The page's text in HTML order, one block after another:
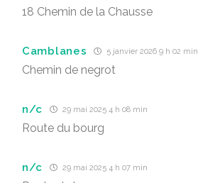
18 Chemin de la Chausse
Camblanes 5 janvier 2026 9 h 02 min
Chemin de negrot
n/c 29 mai 2025 4 h 08 min
Route du bourg
n/c 29 mai 2025 4 h 07 min